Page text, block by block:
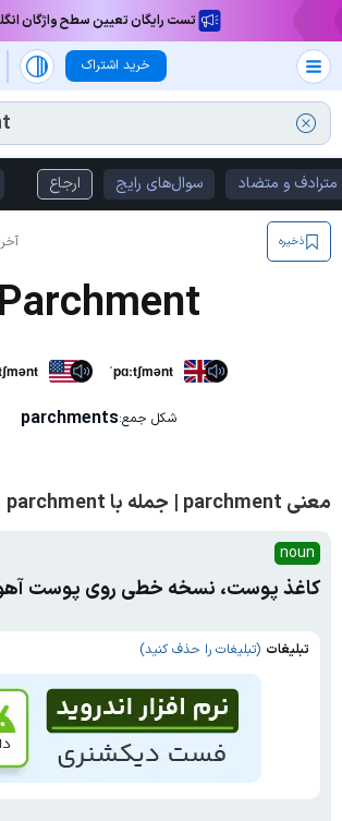
تست رایگان تعیین سطح واژگان
خرید اشتراک
مترادف و متضاد سوال‌های رایج ارجاع
ذخیره
Parchment
ˈpɑːtʃmənt
شکل جمع:parchments
معنی parchment | جمله با parchment
noun
کاغذ پوست، نسخه خطی روی پوست
تبلیغات (تبلیغات را حذف کنید)